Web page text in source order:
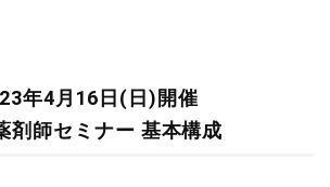
年4月16日(日)開催
剤師セミナー 基本構成